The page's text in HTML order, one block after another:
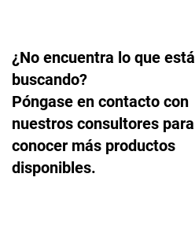
¿No encuentra lo que está
buscando?
Póngase en contacto con
nuestros consultores para
conocer más productos
disponibles.